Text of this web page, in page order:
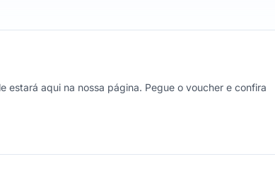
estará aqui na nossa página. Pegue o voucher e confira